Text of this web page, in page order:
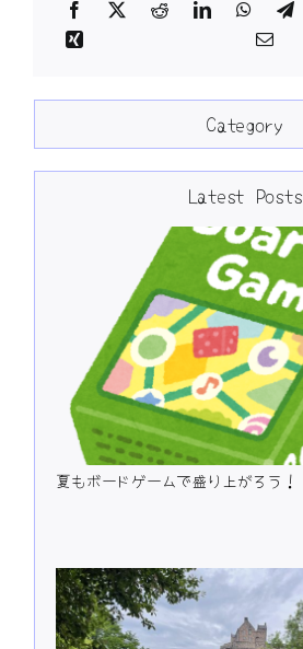
Category
Latest Posts
夏もボードゲームで盛り上がろう！